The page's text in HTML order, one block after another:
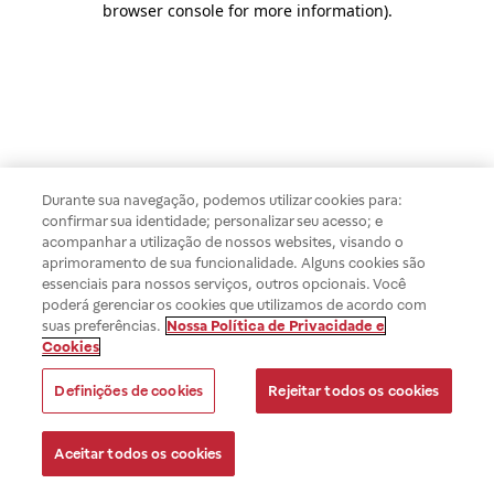
browser console for more information).
Durante sua navegação, podemos utilizar cookies para:
confirmar sua identidade; personalizar seu acesso; e
acompanhar a utilização de nossos websites, visando o
aprimoramento de sua funcionalidade. Alguns cookies são
essenciais para nossos serviços, outros opcionais. Você
poderá gerenciar os cookies que utilizamos de acordo com
suas preferências. Nossa Política de Privacidade e
Cookies
Definições de cookies Rejeitar todos os cookies
Aceitar todos os cookies